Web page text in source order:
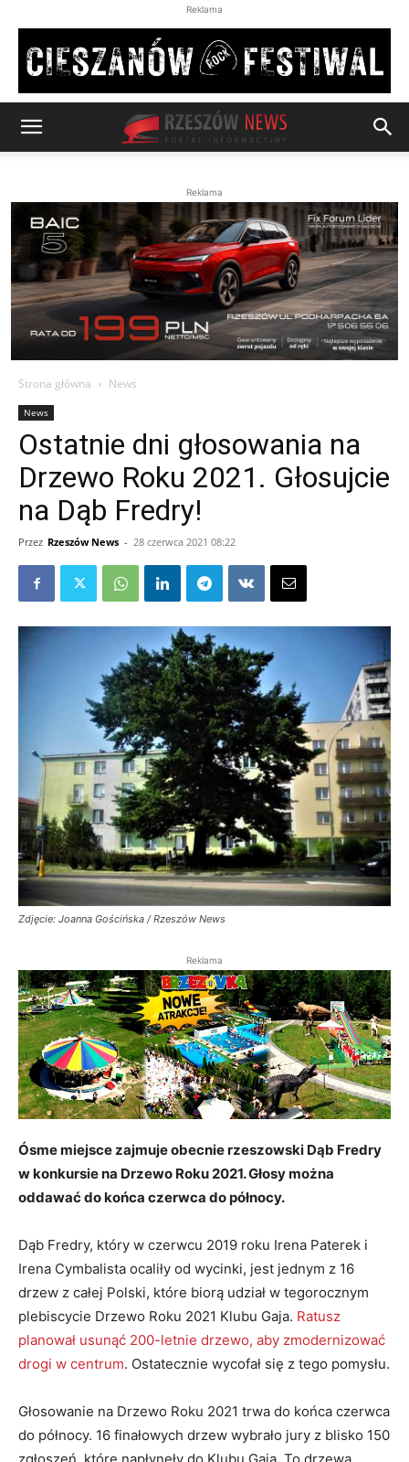
Reklama
Reklama
Strona główna News
News
Ostatnie dni głosowania na
Drzewo Roku 2021. Głosujcie
na Dąb Fredry!
Przez Rzeszów News - 28 czerwca 2021 08:22
Zdjęcie: Joanna Gościńska / Rzeszów News
Reklama
Ósme miejsce zajmuje obecnie rzeszowski Dąb Fredry
w konkursie na Drzewo Roku 2021. Głosy można
oddawać do końca czerwca do północy.
Dąb Fredry, który w czerwcu 2019 roku Irena Paterek i
Irena Cymbalista ocaliły od wycinki, jest jednym z 16
drzew z całej Polski, które biorą udział w tegorocznym
plebiscycie Drzewo Roku 2021 Klubu Gaja. Ratusz
planował usunąć 200-letnie drzewo, aby zmodernizować
drogi w centrum. Ostatecznie wycofał się z tego pomysłu.
Głosowanie na Drzewo Roku 2021 trwa do końca czerwca
do północy. 16 finałowych drzew wybrało jury z blisko 150